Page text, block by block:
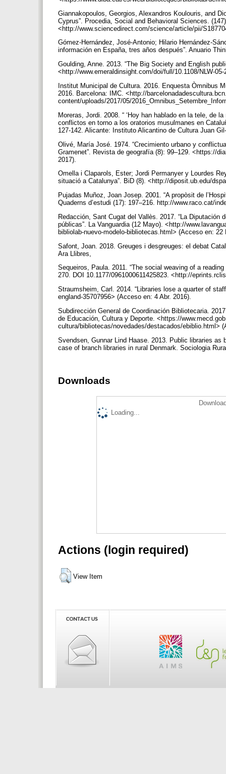
Giannakopoulos, Georgios, Alexandros Koulouris, and
Cyprus”. Procedia, Social and Behavioral Sciences.
<http://www.sciencedirect.com/science/article/pii/
Gómez-Hernández, José-Antonio; Hilario Hernández-
información en España, tres años después”. Anuario
Goulding, Anne. 2013. “The Big Society and English
<http://www.emeraldinsight.com/doi/full/10.1108/NLW-
Institut Municipal de Cultura. 2016. Enquesta Òmnibus
2016. Barcelona: IMC. <http://
content/uploads/2017/05/
Moreras, Jordi. 2008. “ ‘Hoy han hablado en la tele, de
conflictos en torno a los oratorios musulmanes en
127-142. Alicante: Instituto Alicantino de Cultura Juan
Olivé, María José. 1974. “Crecimiento urbano y
Gramenet”. Revista de geografía (8): 99–129. <https://
2017).
Omella i Claparols, Ester; Jordi Permanyer y Lourdes
situació a Catalunya”. BiD (8). <http://diposit.ub.edu/
Pujadas Muñoz, Joan Josep. 2001. “A propòsit de
Quaderns d’estudi (17): 197–216. http://www.raco.cat/
Redacción, Sant Cugat del Vallès. 2017. “La Diputación
públicas”. La Vanguardia (12 Mayo). <http://
bibliolab-nuevo-modelo-bibliotecas.html> (Acceso en:
Safont, Joan. 2018. Greuges i desgreuges: el debat
Ara Llibres,
Sequeiros, Paula. 2011. “The social weaving of a
270. DOI 10.1177/0961000611425823. <http://
Straumsheim, Carl. 2014. “Libraries lose a quarter of
england-35707956> (Acceso en: 4 Abr. 2016).
Subdirección General de Coordinación Bibliotecaria.
de Educación, Cultura y Deporte. <https://
cultura/bibliotecas/novedades/destacados/ebiblio.html>
Svendsen, Gunnar Lind Haase. 2013. Public libraries
case of branch libraries in rural Denmark. Sociologia
Downloads
Loading...
Actions (login required)
View Item